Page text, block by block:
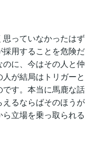
っていなかったはず
用することを危険だ
に、今はその人と仲
が結局はトリガーと
す。本当に馬鹿な話
るならばそのほうが
立場を乗っ取られる